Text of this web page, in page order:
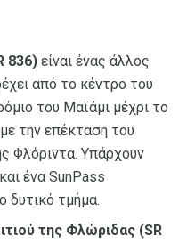
836) είναι ένας άλλος
από το κέντρο του
του Μαϊάμι μέχρι το
την επέκταση του
Φλόριντα. Υπάρχουν
ένα SunPass
δυτικό τμήμα.
της Φλώριδας (SR